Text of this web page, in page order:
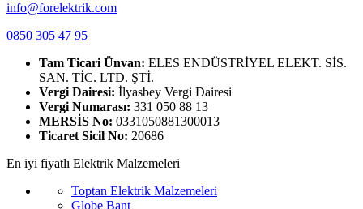
info@forelektrik.com
0850 305 47 95
Tam Ticari Ünvan: ELES ENDÜSTRİYEL ELEKT. SİS.
SAN. TİC. LTD. ŞTİ.
Vergi Dairesi: İlyasbey Vergi Dairesi
Vergi Numarası: 331 050 88 13
MERSİS No: 0331050881300013
Ticaret Sicil No: 20686
En iyi fiyatlı Elektrik Malzemeleri
Toptan Elektrik Malzemeleri
Globe Bant